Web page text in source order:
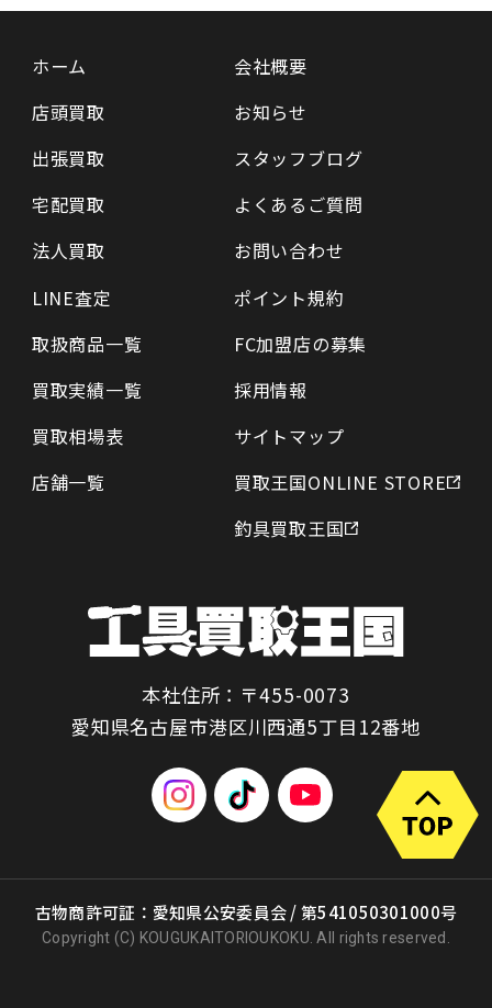
ホーム
店頭買取
出張買取
宅配買取
法人買取
LINE査定
取扱商品一覧
買取実績一覧
買取相場表
店舗一覧
会社概要
お知らせ
スタッフブログ
よくあるご質問
お問い合わせ
ポイント規約
FC加盟店の募集
採用情報
サイトマップ
買取王国ONLINE STORE
釣具買取王国
本社住所：〒455-0073
愛知県名古屋市港区川西通5丁目12番地
古物商許可証：愛知県公安委員会 / 第541050301000号
Copyright (C) KOUGUKAITORIOUKOKU. All rights reserved.